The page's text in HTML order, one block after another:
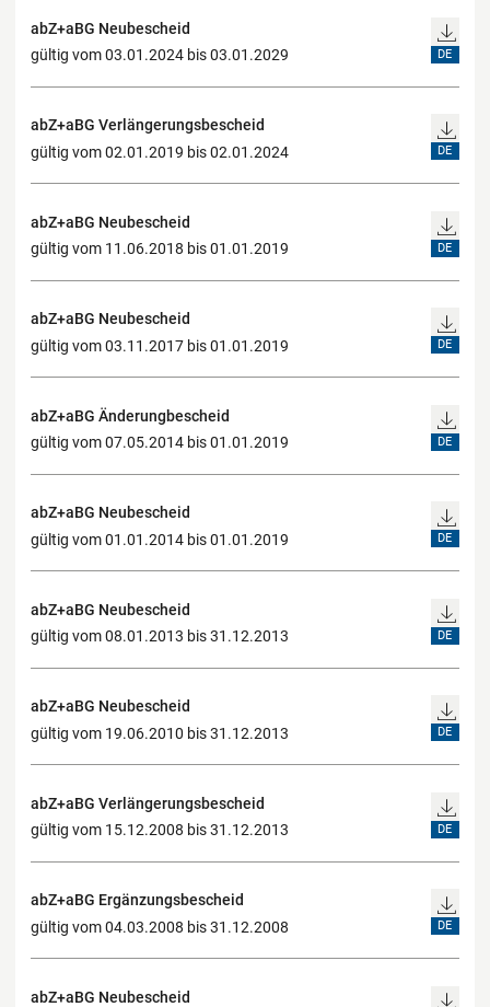
abZ+aBG Neubescheid
gültig vom 03.01.2024 bis 03.01.2029
DE
abZ+aBG Verlängerungsbescheid
gültig vom 02.01.2019 bis 02.01.2024
DE
abZ+aBG Neubescheid
gültig vom 11.06.2018 bis 01.01.2019
DE
abZ+aBG Neubescheid
gültig vom 03.11.2017 bis 01.01.2019
DE
abZ+aBG Änderungbescheid
gültig vom 07.05.2014 bis 01.01.2019
DE
abZ+aBG Neubescheid
gültig vom 01.01.2014 bis 01.01.2019
DE
abZ+aBG Neubescheid
gültig vom 08.01.2013 bis 31.12.2013
DE
abZ+aBG Neubescheid
gültig vom 19.06.2010 bis 31.12.2013
DE
abZ+aBG Verlängerungsbescheid
gültig vom 15.12.2008 bis 31.12.2013
DE
abZ+aBG Ergänzungsbescheid
gültig vom 04.03.2008 bis 31.12.2008
DE
abZ+aBG Neubescheid